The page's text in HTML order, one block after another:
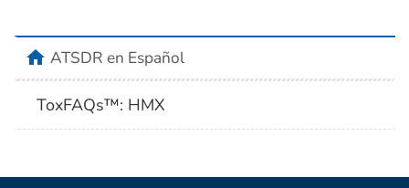
homeATSDR en Español
ToxFAQs™: HMX